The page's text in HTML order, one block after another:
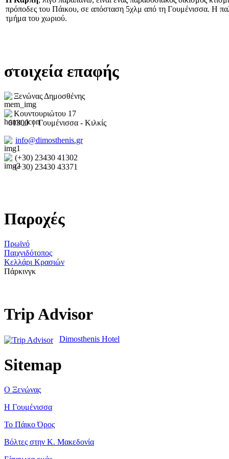
πρόποδες του Πάικου, σε απόσταση 5χλμ από τη Γουμένισσα. Η
τμήμα του χωριού.
στοιχεία επαφής
Ξενώνας Δημοσθένης
Κουντουριώτου 17
61300 | Γουμένισσα - Κιλκίς
info@dimosthenis.gr
(+30) 23430 41302
(+30) 23430 43371
Παροχές
Πρωϊνό
Παιχνιδότοπος
Κελλάρι Κρασιών
Πάρκινγκ
Trip Advisor
Dimosthenis Hotel
Sitemap
Ο Ξενώνας
Η Γουμένισσα
Το Πάικο Όρος
Βόλτες στην Κ. Μακεδονία